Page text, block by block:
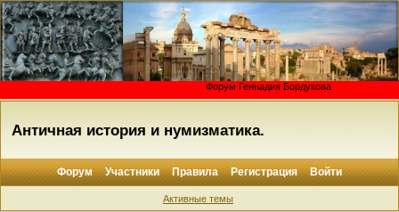
Форум Геннадия
Античная история и нумизматика.
Форум Участники Правила Регистрация Войти
Активные темы